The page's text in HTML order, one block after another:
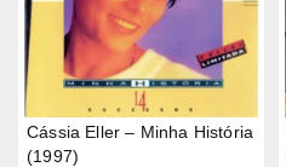
Cássia Eller – Minha História
(1997)